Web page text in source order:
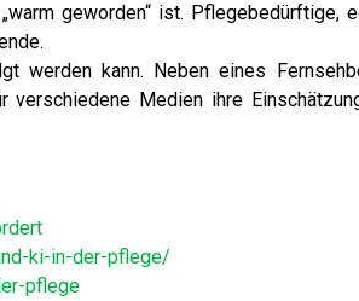
geworden“ ist. Pflegebedürftige,
werden kann. Neben eines
verschiedene Medien ihre
ki-in-der-pflege/
pflege